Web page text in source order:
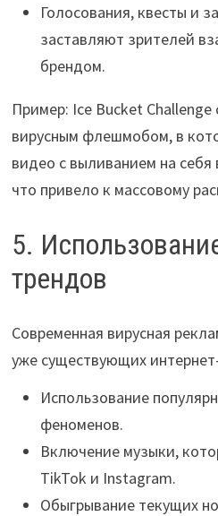
Голосования, квесты и
заставляют зрителей
брендом.
Пример: Ice Bucket Challenge
вирусным флешмобом, в
видео с выливанием на
что привело к массовому
5.
трендов
Современная вирусная
уже существующих
Использование
феноменов.
Включение музыки,
TikTok и Instagram.
Обыгрывание текущих